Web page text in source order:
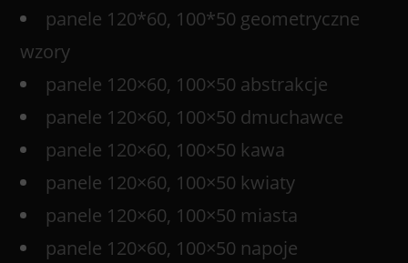
panele 120*60, 100*50 geometryczne
wzory
panele 120×60, 100×50 abstrakcje
panele 120×60, 100×50 dmuchawce
panele 120×60, 100×50 kawa
panele 120×60, 100×50 kwiaty
panele 120×60, 100×50 miasta
panele 120×60, 100×50 napoje